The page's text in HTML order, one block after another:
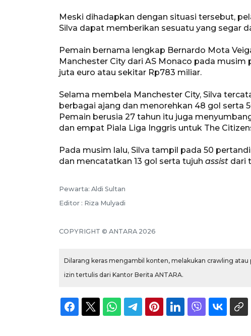
Meski dihadapkan dengan situasi tersebut,
Silva dapat memberikan sesuatu yang segar
Pemain bernama lengkap Bernardo Mota
Manchester City dari AS Monaco pada musim
juta euro atau sekitar Rp783 miliar.
Selama membela Manchester City, Silva
berbagai ajang dan menorehkan 48 gol serta
Pemain berusia 27 tahun itu juga
dan empat Piala Liga Inggris untuk The
Pada musim lalu, Silva tampil pada 50
dan mencatatkan 13 gol serta tujuh assist dari
Pewarta: Aldi Sultan
Editor : Riza Mulyadi
COPYRIGHT © ANTARA 2026
Dilarang keras mengambil konten, melakukan crawling
izin tertulis dari Kantor Berita ANTARA.